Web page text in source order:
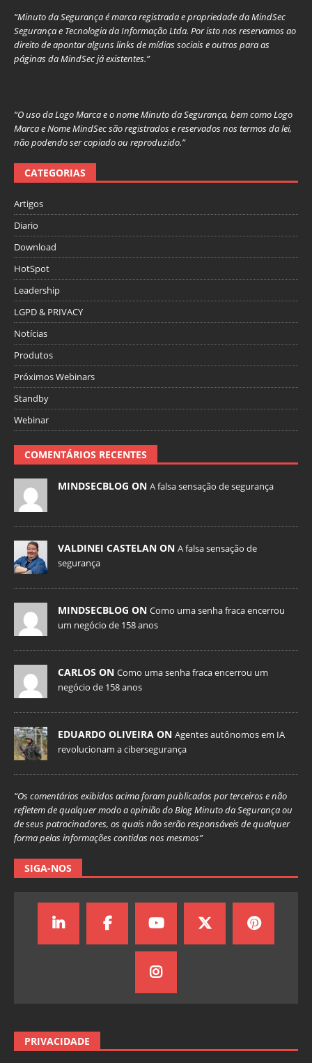
“Minuto da Segurança é marca registrada e propriedade da MindSec
Segurança e Tecnologia da Informação Ltda. Por isto nos reservamos ao
direito de apontar alguns links de mídias sociais e outros para as
páginas da MindSec já existentes.”
“O uso da Logo Marca e o nome Minuto da Segurança, bem como Logo
Marca e Nome MindSec são registrados e reservados nos termos da lei,
não podendo ser copiado ou reproduzido.”
CATEGORIAS
Artigos
Diario
Download
HotSpot
Leadership
LGPD & PRIVACY
Notícias
Produtos
Próximos Webinars
Standby
Webinar
COMENTÁRIOS RECENTES
MINDSECBLOG ON A falsa sensação de segurança
VALDINEI CASTELAN ON A falsa sensação de
segurança
MINDSECBLOG ON Como uma senha fraca encerrou
um negócio de 158 anos
CARLOS ON Como uma senha fraca encerrou um
negócio de 158 anos
EDUARDO OLIVEIRA ON Agentes autônomos em IA
revolucionam a cibersegurança
“Os comentários exibidos acima foram publicados por terceiros e não
refletem de qualquer modo a opinião do Blog Minuto da Segurança ou
de seus patrocinadores, os quais não serão responsáveis de qualquer
forma pelas informações contidas nos mesmos”
SIGA-NOS
PRIVACIDADE